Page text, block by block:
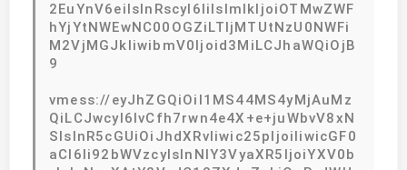
2EuYnV6eiIsInRscyI6IiIsImlkIjoiOTMwZWF
hYjYtNWEwNC00OGZiLTljMTUtNzU0NWFi
M2VjMGJkIiwibmV0Ijoid3MiLCJhaWQiOjB
9
vmess://eyJhZGQiOiI1MS44MS4yMjAuMz
QiLCJwcyI6IvCfh7rwn4e4X+e+juWbvV8xN
SIsInR5cGUiOiJhdXRvIiwic25pIjoiIiwicGF0
aCI6Ii92bWVzcyIsInNlY3VyaXR5IjoiYXV0b